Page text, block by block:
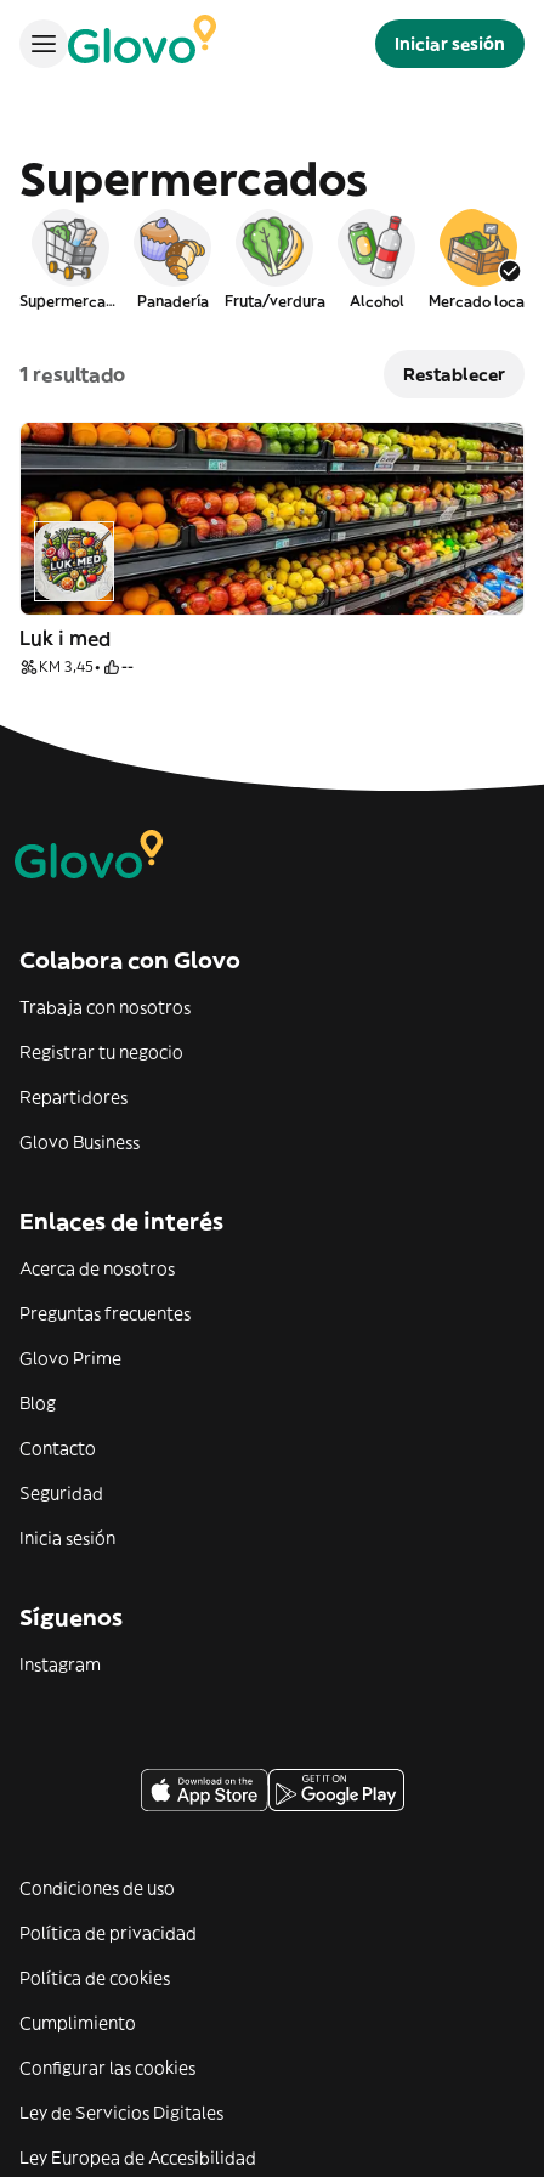
Iniciar sesión
Supermercados
Supermercado Panadería Fruta/verdura Alcohol Mercado local
1 resultado Restablecer
Luk i med
KM 3,45 --
Colabora con Glovo
Trabaja con nosotros
Registrar tu negocio
Repartidores
Glovo Business
Enlaces de interés
Acerca de nosotros
Preguntas frecuentes
Glovo Prime
Blog
Contacto
Seguridad
Inicia sesión
Síguenos
Instagram
Condiciones de uso
Política de privacidad
Política de cookies
Cumplimiento
Configurar las cookies
Ley de Servicios Digitales
Ley Europea de Accesibilidad